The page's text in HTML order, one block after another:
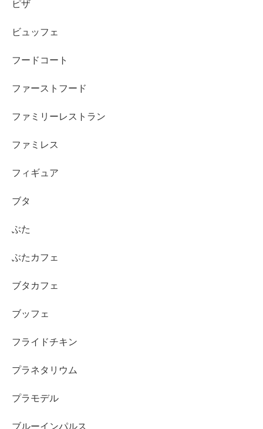
ピザ
ビュッフェ
フードコート
ファーストフード
ファミリーレストラン
ファミレス
フィギュア
ブタ
ぶた
ぶたカフェ
ブタカフェ
ブッフェ
フライドチキン
プラネタリウム
プラモデル
ブルーインパルス